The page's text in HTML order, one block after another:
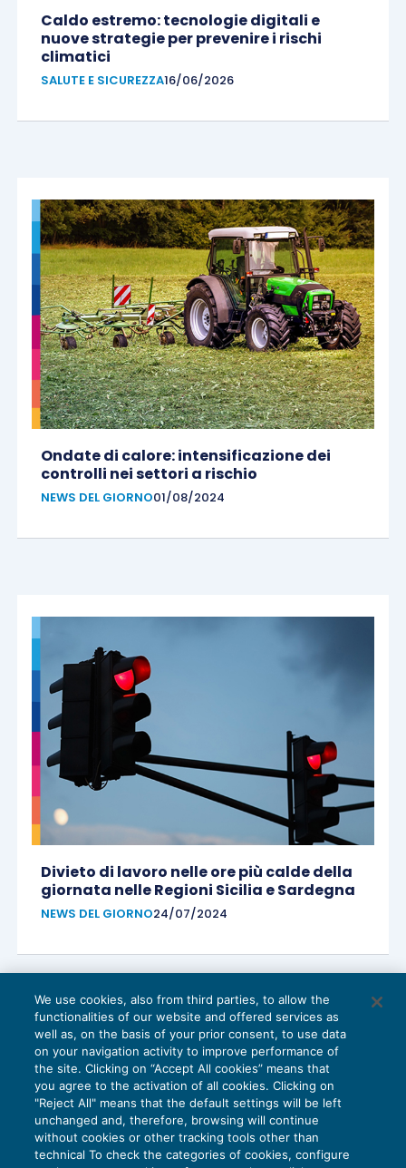
Caldo estremo: tecnologie digitali e
nuove strategie per prevenire i rischi
climatici
SALUTE E SICUREZZA16/06/2026
Ondate di calore: intensificazione dei
controlli nei settori a rischio
NEWS DEL GIORNO01/08/2024
Divieto di lavoro nelle ore più calde della
giornata nelle Regioni Sicilia e Sardegna
NEWS DEL GIORNO24/07/2024
We use cookies, also from third parties, to allow the
functionalities of our website and offered services as
well as, on the basis of your prior consent, to use data
on your navigation activity to improve performance of
the site. Clicking on “Accept All cookies” means that
you agree to the activation of all cookies. Clicking on
"Reject All" means that the default settings will be left
unchanged and, therefore, browsing will continue
without cookies or other tracking tools other than
technical To check the categories of cookies, configure